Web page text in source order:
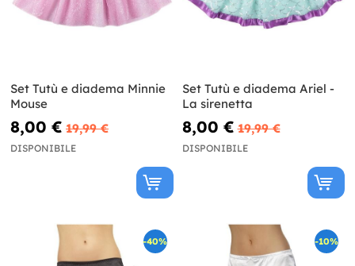
Set Tutù e diadema Minnie
Mouse
8,00 € 19,99 €
DISPONIBILE
Set Tutù e diadema Ariel -
La sirenetta
8,00 € 19,99 €
DISPONIBILE
-40% -10%